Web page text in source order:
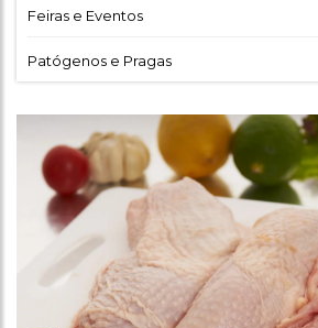
Feiras e Eventos
Patógenos e Pragas